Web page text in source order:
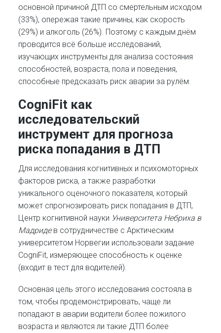
основной причиной ДТП со смертельным исходом
(33%), опережая такие причины, как скорость
(29%) и алкоголь (26%). Поэтому с каждым днём
проводится всё больше исследований,
изучающих инструменты для анализа состояния
способностей, возраста, пола и поведения,
способные предсказать риск аварии за рулём.
CogniFit как
исследовательский
инструмент для прогноза
риска попадания в ДТП
Для исследования когнитивных и психомоторных
факторов риска, а также разработки
уникального оценочного показателя, который
может спрогнозировать риск попадания в ДТП,
Центр когнитивной науки Университета Небриха в
Мадридев сотрудничестве с Арктическим
университетом Норвегии использовали задание
CogniFit, измеряющее способность к оценке
(входит в тест для водителей).
Основная цель этого исследования состояла в
том, чтобы продемонстрировать, чаще ли
попадают в аварии водители более пожилого
возраста и являются ли такие ДТП более